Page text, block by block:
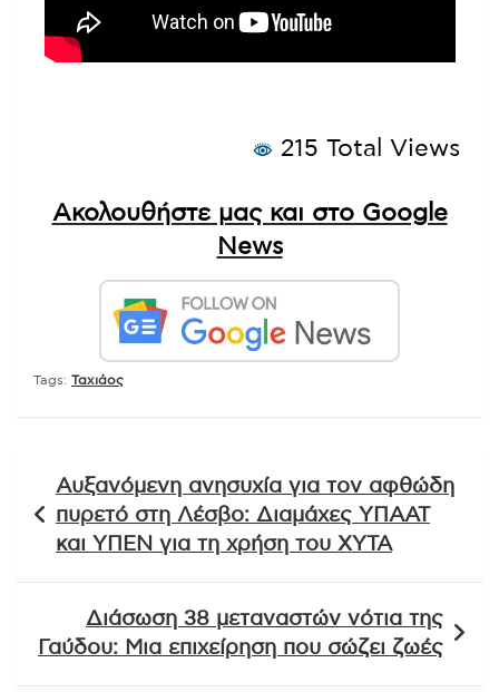
215 Total Views
Ακολουθήστε μας και στο Google
News
Tags: Ταχιάος
άρθρων
Αυξανόμενη ανησυχία για τον αφθώδη
πυρετό στη Λέσβο: Διαμάχες ΥΠΑΑΤ
και ΥΠΕΝ για τη χρήση του ΧΥΤΑ
Διάσωση 38 μεταναστών νότια της
Γαύδου: Μια επιχείρηση που σώζει ζωές